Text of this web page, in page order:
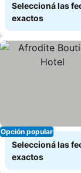
Seleccioná las
exactos
Opción popular
Seleccioná las
exactos